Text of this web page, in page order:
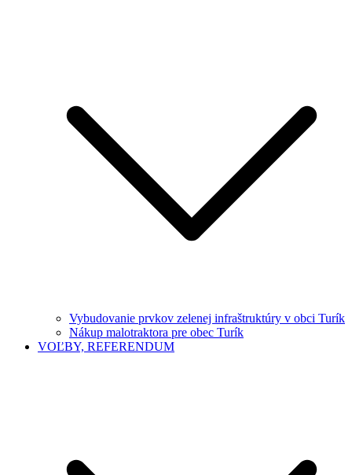
Vybudovanie prvkov zelenej infraštruktúry v obci Turík
Nákup malotraktora pre obec Turík
VOĽBY, REFERENDUM